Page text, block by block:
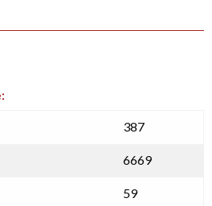
387
6669
59